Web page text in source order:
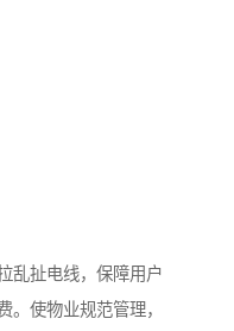
乱扯电线，保障用户
。使物业规范管理，